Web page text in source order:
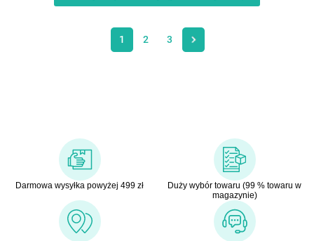
1 2 3
Darmowa wysyłka powyżej 499 zł
Duży wybór towaru (99 % towaru w
magazynie)